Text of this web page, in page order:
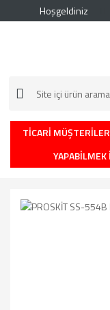
Hoşgeldiniz
TİCARİ